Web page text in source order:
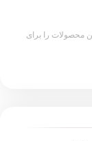
محصولات را برای